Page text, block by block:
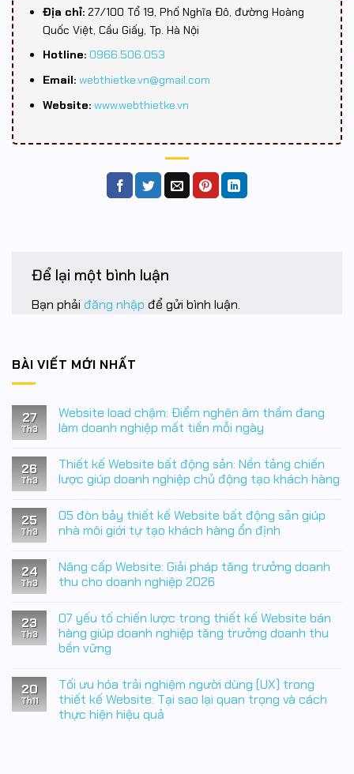
Địa chỉ:27/100 Tổ 19, Phố Nghĩa Đô, đường Hoàng
Quốc Việt, Cầu Giấy, Tp. Hà Nội
Hotline: 0966.506.053
Email: webthietke.vn@gmail.com
Website: www.webthietke.vn
Để lại một bình luận
Bạn phải đăng nhập để gửi bình luận.
BÀI VIẾT MỚI NHẤT
27
Th3
Website load chậm: Điểm nghẽn âm thầm đang
làm doanh nghiệp mất tiền mỗi ngày
bình
luận
ở
chậm:
Điểm
nghẽn
đang
làm
doanh
tiền
mỗi
ngày
26
Th3
Thiết kế Website bất động sản: Nền tảng chiến
lược giúp doanh nghiệp chủ động tạo khách hàng
bình
luận
ở
Website
bất
động
tảng
chiến
lược
giúp
chủ
động
tạo
khách
hàng
25
Th3
05 đòn bảy thiết kế Website bất động sản giúp
nhà môi giới tự tạo khách hàng ổn định
bình
luận
ở
bảy
thiết
kế
Website
sản
giúp
nhà
môi
giới
24
Th3
Nâng cấp Website: Giải pháp tăng trưởng doanh
thu cho doanh nghiệp 2026
bình
luận
ở
Nâng
Giải
pháp
tăng
trưởng
doanh
23
Th3
07 yếu tố chiến lược trong thiết kế Website bán
hàng giúp doanh nghiệp tăng trưởng doanh thu
bền vững
bình
luận
ở
07
20
Th11
Tối ưu hóa trải nghiệm người dùng (UX) trong
thiết kế Website: Tại sao lại quan trọng và cách
thực hiện hiệu quả